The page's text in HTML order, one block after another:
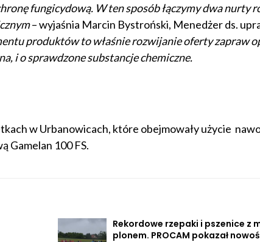
fungicydową. W ten sposób łączymy dwa nurty
– wyjaśnia Marcin Bystroński, Menedżer ds.
produktów to właśnie rozwijanie oferty zapraw
i o sprawdzone substancje chemiczne.
w Urbanowicach, które obejmowały użycie
Gamelan 100 FS.
Rekordowe rzepaki i pszenice z
plonem. PROCAM pokazał